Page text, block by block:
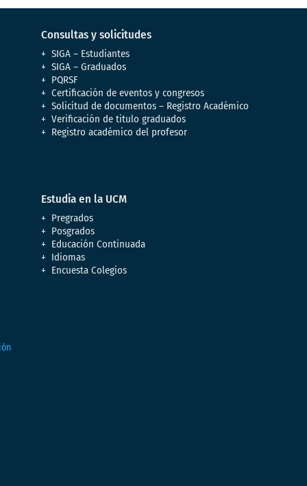
Consultas y solicitudes
SIGA – Estudiantes
SIGA – Graduados
PQRSF
Certificación de eventos y congresos
Solicitud de documentos – Registro Académico
Verificación de titulo graduados
Registro académico del profesor
Estudia en la UCM
Pregrados
Posgrados
Educación Continuada
Idiomas
Encuesta Colegios